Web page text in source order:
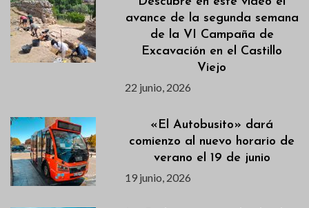
avance de la segunda semana
de la VI Campaña de
Excavación en el Castillo
Viejo
22 junio, 2026
«El Autobusito» dará
comienzo al nuevo horario de
verano el 19 de junio
19 junio, 2026